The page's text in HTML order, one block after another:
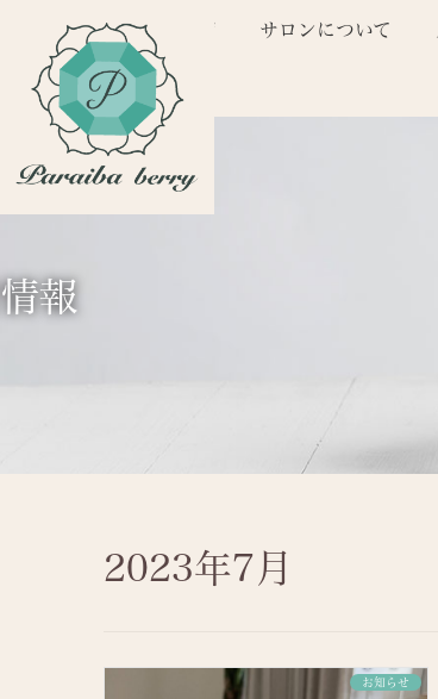
ッ
プ
移
動
トップページ サロンについて
報
2023年7月
お知らせ